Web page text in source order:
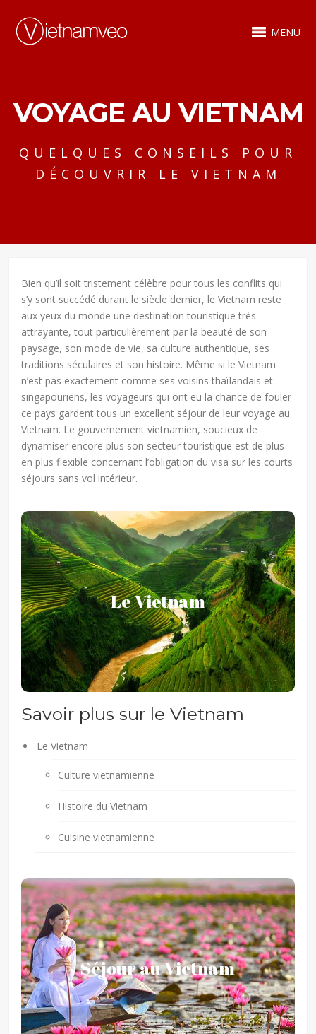
MENU
VOYAGE AU VIETNAM
QUELQUES CONSEILS POUR
DÉCOUVRIR LE VIETNAM
Bien qu’il soit tristement célèbre pour tous les conflits qui
s’y sont succédé durant le siècle dernier, le Vietnam reste
aux yeux du monde une destination touristique très
attrayante, tout particulièrement par la beauté de son
paysage, son mode de vie, sa culture authentique, ses
traditions séculaires et son histoire. Même si le Vietnam
n’est pas exactement comme ses voisins thaïlandais et
singapouriens, les voyageurs qui ont eu la chance de fouler
ce pays gardent tous un excellent séjour de leur voyage au
Vietnam. Le gouvernement vietnamien, soucieux de
dynamiser encore plus son secteur touristique est de plus
en plus flexible concernant l’obligation du visa sur les courts
séjours sans vol intérieur.
Le Vietnam
Le Vietnam
De par sa configuration un peu particulière, le
Vietnam suscite différentes comparaisons pour le
moins pittoresques.
Savoir plus sur le Vietnam
Le Vietnam
Culture vietnamienne
Histoire du Vietnam
Cuisine vietnamienne
Séjour au Vietnam
Séjour au Vietnam
Pays surprenant par bien des aspects, le Vietnam
offre de nombreuses possibilités aux visiteurs
curieux.